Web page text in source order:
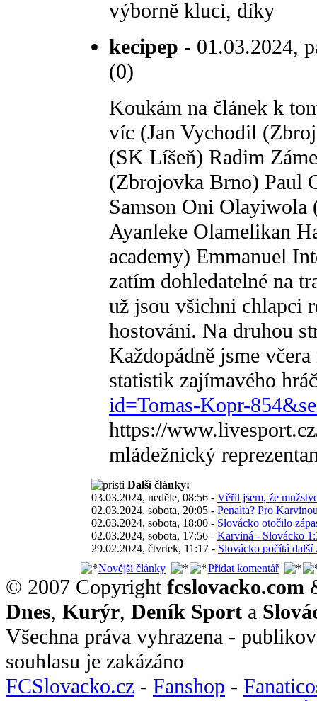
výborně kluci, díky
kecipep - 01.03.2024,
(0)
Koukám na článek k
víc (Jan Vychodil
(SK Líšeň) Radim
(Zbrojovka Brno) Paul
Samson Oni
Ayanleke Olamelikan
academy) Emmanuel
zatím dohledatelné na
už jsou všichni chlapci
hostování. Na druhou
Každopádně jsme
statistik zajímavého
id=Tomas-Kopr-
https://
mládežnický
Další články:
03.03.2024, neděle, 08:56 - Věřil jsem, že
02.03.2024, sobota, 20:05 - Penalta? Pro
02.03.2024, sobota, 18:00 - Slovácko otočilo
02.03.2024, sobota, 17:56 - Karviná - Slovácko
29.02.2024, čtvrtek, 11:17 - Slovácko počítá
Novější články
Přidat komentář
© 2007 Copyright fcslovacko.com
Dnes, Kurýr, Deník Sport a
Všechna práva vyhrazena -
souhlasu je zakázáno
FCSlovacko.cz - Fanshop -